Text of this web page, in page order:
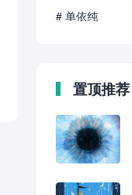
# 单依纯
置顶推荐